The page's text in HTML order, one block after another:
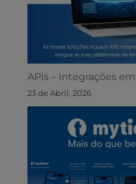
APIs – Integrações
23 de Abril, 2026